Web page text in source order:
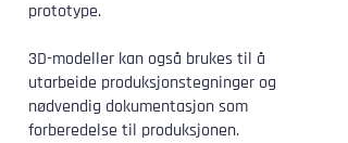
prototype.
3D-modeller kan også brukes til å
utarbeide produksjonstegninger og
nødvendig dokumentasjon som
forberedelse til produksjonen.